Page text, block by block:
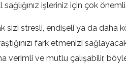
işleriniz için çok önemli.
sizi stresli, endişeli ya da
fark etmenizi
verimli ve mutlu çalışabilir,